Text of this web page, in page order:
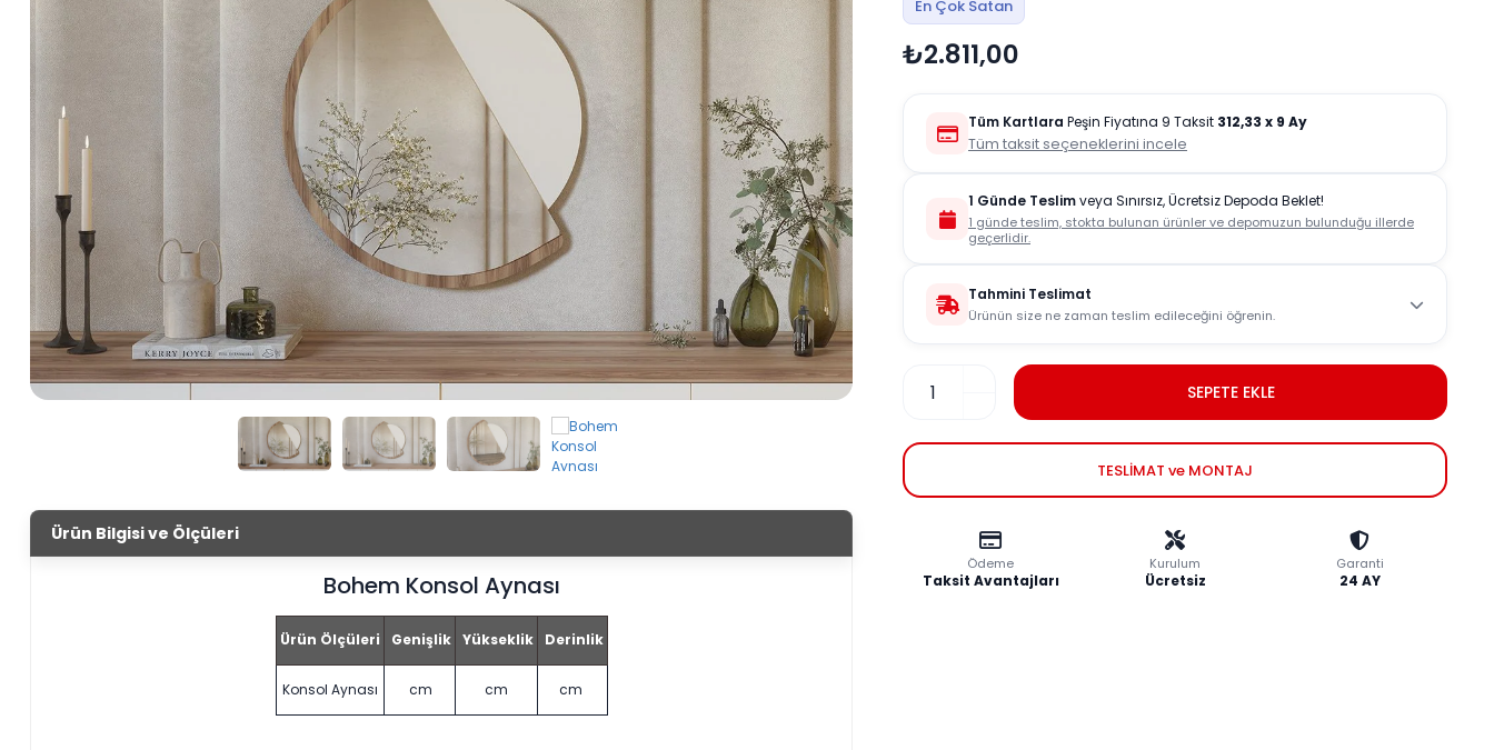
Ürün Bilgisi ve Ölçüleri
Bohem Konsol Aynası
Ürün Ölçüleri Genişlik Yükseklik Derinlik
Konsol Aynası cm cm cm
En Çok Satan
₺2.811,00
Tüm Kartlara Peşin Fiyatına 9 Taksit 312,33 x 9 Ay
Tüm taksit seçeneklerini incele
1 Günde Teslimveya Sınırsız, Ücretsiz Depoda Beklet!
1 günde teslim, stokta bulunan ürünler ve depomuzun bulunduğu illerde
geçerlidir.
Tahmini Teslimat
Ürünün size ne zaman teslim edileceğini öğrenin.
SEPETE EKLE
TESLİMAT ve MONTAJ
Ödeme
Taksit Avantajları
Kurulum
Ücretsiz
Garanti
24 AY